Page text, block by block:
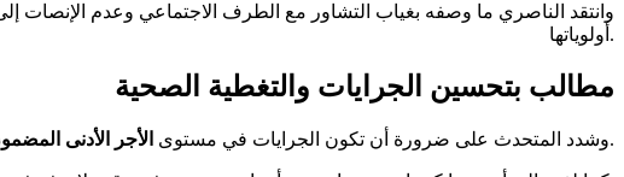
وانتقد الناصري ما وصفه بغياب التشاور مع الطرف الاجتماعي وعدم الإنصات
أولوياتها.
مطالب بتحسين الجرايات والتغطية الصحية
وشدد المتحدث على ضرورة أن تكون الجرايات في مستوى الأجر الأدنى ، خاصة في ظل الصعوبات المعيشية التي تواجه العديد من المتقاعدين.